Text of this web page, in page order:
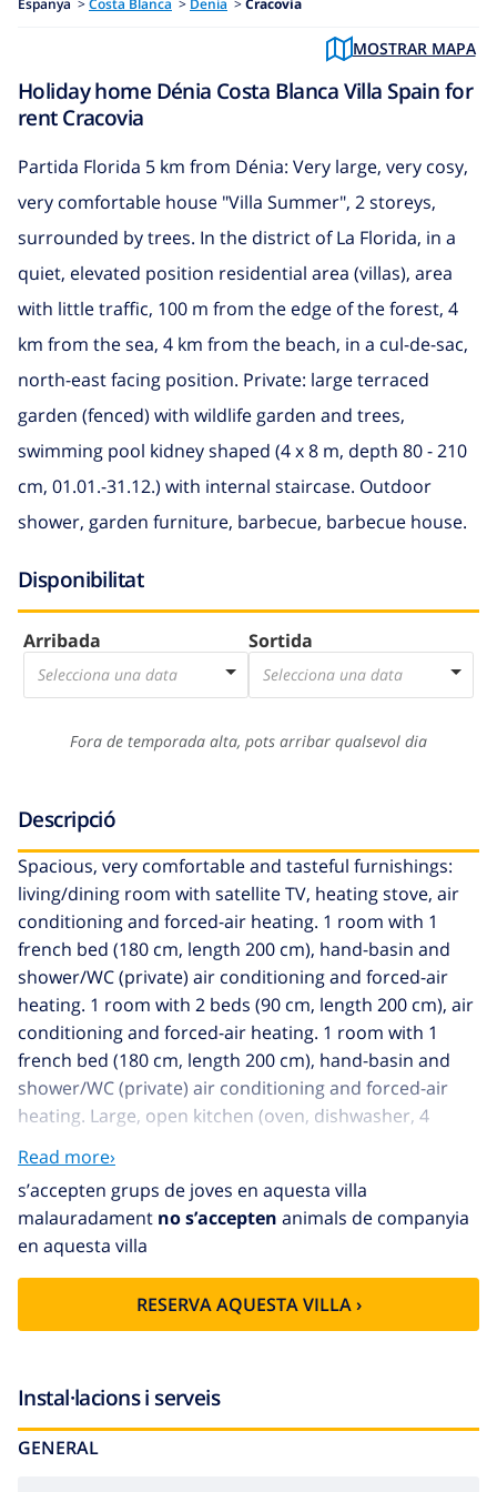
Espanya > Costa Blanca > Denia > Cracovia
MOSTRAR MAPA
Holiday home Dénia Costa Blanca Villa Spain for
rent Cracovia
Partida Florida 5 km from Dénia: Very large, very cosy,
very comfortable house "Villa Summer", 2 storeys,
surrounded by trees. In the district of La Florida, in a
quiet, elevated position residential area (villas), area
with little traffic, 100 m from the edge of the forest, 4
km from the sea, 4 km from the beach, in a cul-de-sac,
north-east facing position. Private: large terraced
garden (fenced) with wildlife garden and trees,
swimming pool kidney shaped (4 x 8 m, depth 80 - 210
cm, 01.01.-31.12.) with internal staircase. Outdoor
shower, garden furniture, barbecue, barbecue house.
Disponibilitat
Arribada
Selecciona una data
Sortida
Selecciona una data
Fora de temporada alta, pots arribar qualsevol dia
Descripció
Spacious, very comfortable and tasteful furnishings:
living/dining room with satellite TV, heating stove, air
conditioning and forced-air heating. 1 room with 1
french bed (180 cm, length 200 cm), hand-basin and
shower/WC (private) air conditioning and forced-air
heating. 1 room with 2 beds (90 cm, length 200 cm), air
conditioning and forced-air heating. 1 room with 1
french bed (180 cm, length 200 cm), hand-basin and
shower/WC (private) air conditioning and forced-air
heating. Large, open kitchen (oven, dishwasher, 4
induction hot plates, microwave, freezer, electric
coffee machine) with bar, air conditioning and forced-
air heating. Shower/WC, double hand-basin. On the
lower ground floor: (exterior staircase) large
living/sleeping room with 2 beds (90 cm, length 200
cm), shower/WC (private) air conditioning and forced-
air heating. Exit to the garden, to the terrace.
Comfortable furnishings in the country house style.
barbecue, deck chairs, covered balcony, sitting area.
Marvellous panoramic view of the sea, the mountains,
the valley and the countryside. Facilities: washing
Read more›
s’accepten grups de joves en aquesta villa
malauradament no s’accepten animals de companyia
en aquesta villa
RESERVA AQUESTA VILLA ›
Instal·lacions i serveis
GENERAL